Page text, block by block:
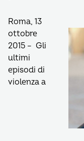
Roma, 13
ottobre
2015 – Gli
ultimi
episodi di
violenza a